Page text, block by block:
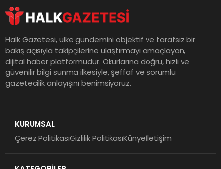
Halk Gazetesi, ülke gündemini objektif ve tarafsız bir
bakış açısıyla takipçilerine ulaştırmayı amaçlayan,
dijital haber platformudur. Okurlarına doğru, hızlı ve
güvenilir bilgi sunma ilkesiyle, şeffaf ve sorumlu
gazetecilik anlayışını benimsiyoruz.
KURUMSAL
Çerez PolitikasıGizlilik PolitikasıKünyeİletişim